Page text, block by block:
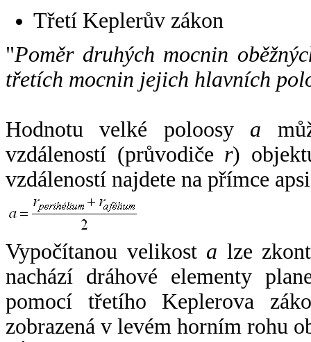
Třetí Keplerův zákon
"Poměr druhých mocnin
třetích mocnin jejich hlavních
Hodnotu velké poloosy a
vzdáleností (průvodiče r)
vzdáleností najdete na přímce
Vypočítanou velikost a lze
nachází dráhové elementy
pomocí třetího Keplerova
zobrazená v levém horním rohu